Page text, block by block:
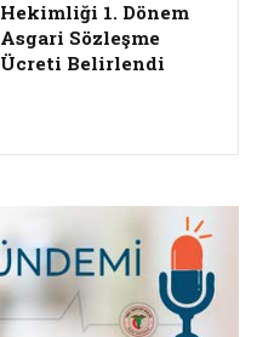
Hekimliği 1. Dönem
Asgari Sözleşme
Ücreti Belirlendi